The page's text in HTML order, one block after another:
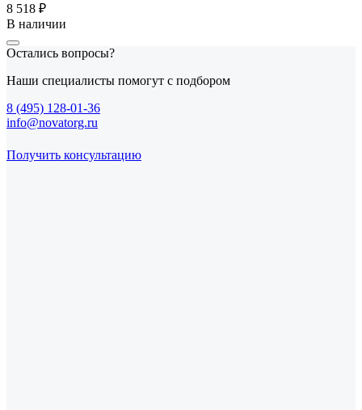
8 518 ₽
В наличии
Остались вопросы?
Наши специалисты помогут с подбором
8 (495) 128-01-36
info@novatorg.ru
Получить консультацию